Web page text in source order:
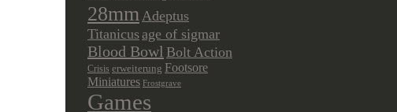
28mmAdeptus
Titanicusage of sigmar
Blood Bowl Bolt Action
Crisis erweiterung Footsore
Miniatures Frostgrave
Games